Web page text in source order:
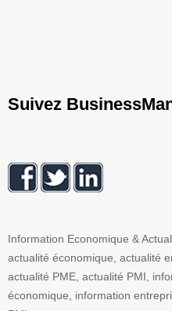
Suivez
Information Economique &
actualité économique, actualité
actualité PME, actualité PMI,
économique, information